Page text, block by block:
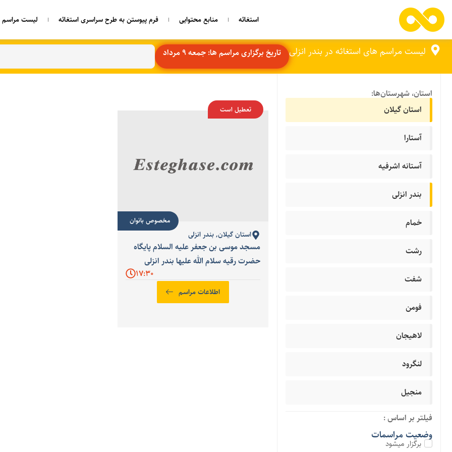
استغاثه منابع محتوایی فرم پیوستن به طرح سراسری استغاثه لیست مراسم
لیست مراسم های استغاثه در بندر انزلی تاریخ برگزاری مراسم ها: جمعه 9 مرداد
استان، شهرستان‌ها:
استان گیلان
آستارا
آستانه اشرفیه
بندر انزلی
خمام
رشت
شفت
فومن
لاهیجان
لنگرود
منجیل
فیلتر بر اساس :
وضعیت مراسمات
برگزار میشود
تعطیل است
استان گیلان,بندر انزلی
مسجد موسی بن جعفر علیه السلام پایگاه
حضرت رقیه سلام الله علیها بندر انزلی
17:30
اطلاعات مراسم
مخصوص بانوان